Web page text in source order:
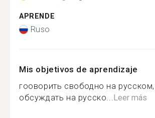
APRENDE
Ruso
Mis objetivos de aprendizaje
гооворить свободно на
обсуждать на русско...Leer más